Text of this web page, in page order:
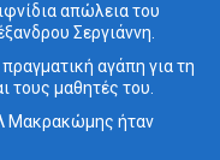
απώλεια του
Σεργιάννη.
αγάπη για τη
τους μαθητές του.
Μακρακώμης ήταν